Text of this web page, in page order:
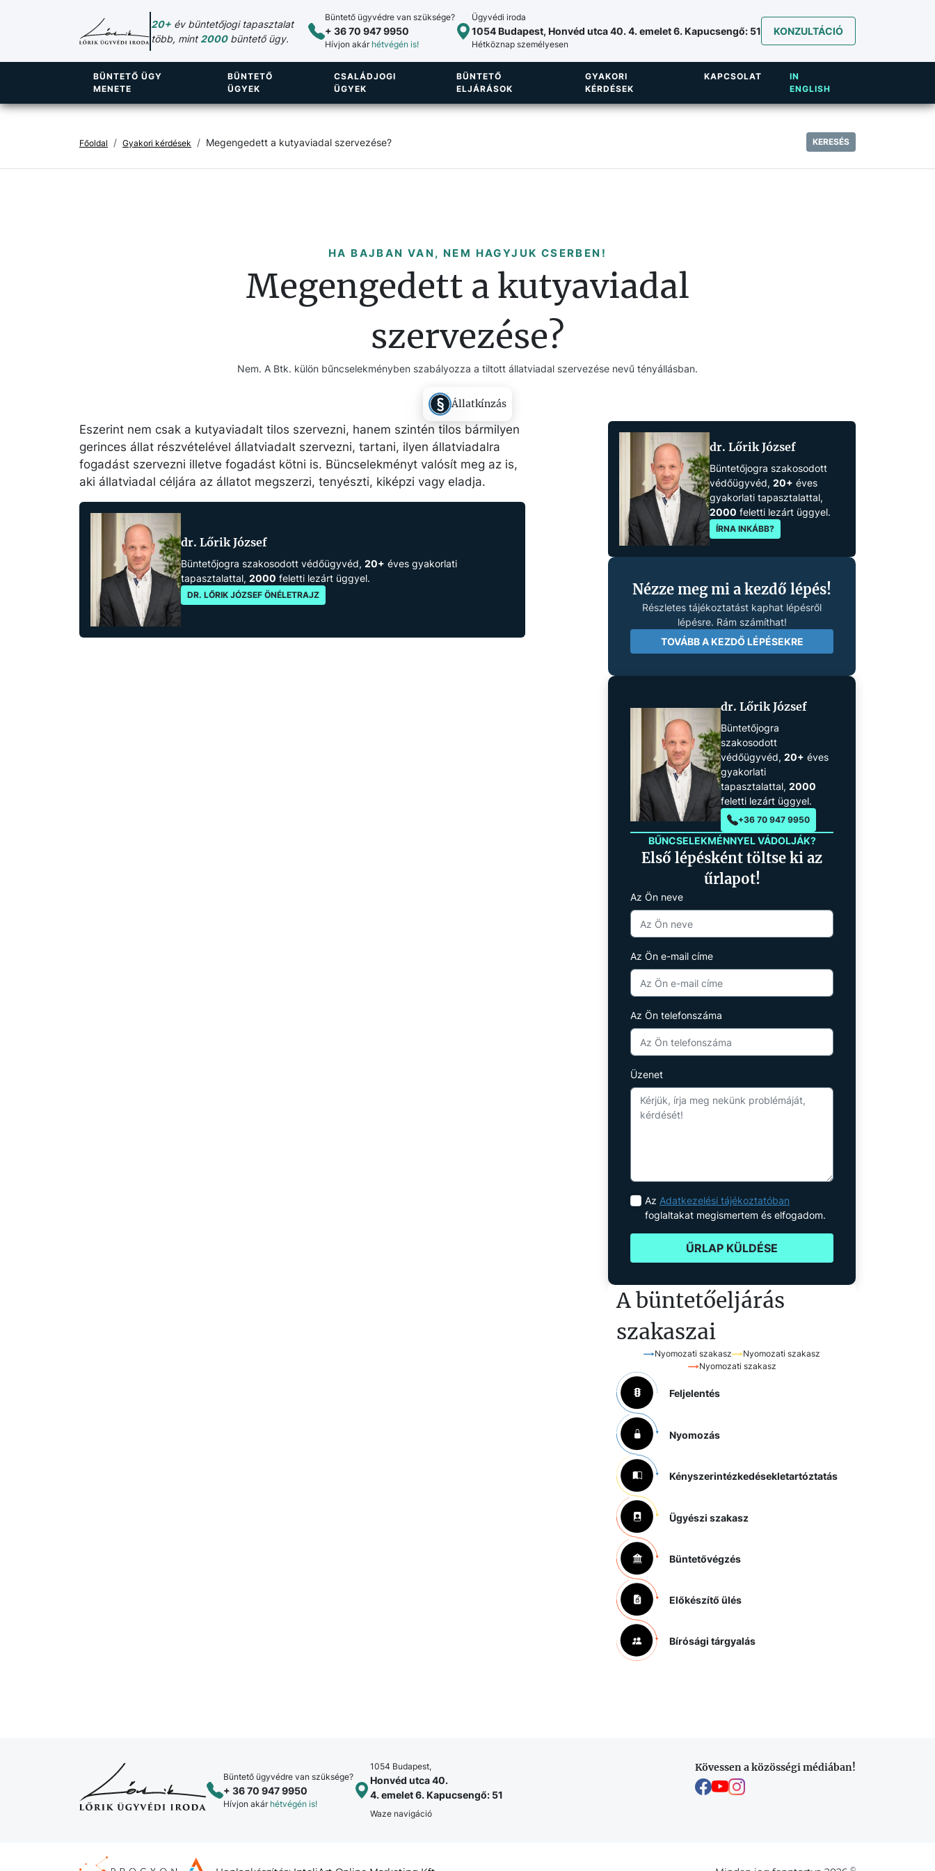
20+ év büntetőjogi tapasztalat
több, mint2000büntető ügy.
Büntető ügyvédre van szüksége?
+ 36 70 947 9950
Hívjon akár hétvégén is!
Ügyvédi iroda
1054 Budapest, Honvéd utca 40. 4. emelet 6. Kapucsengő: 51
Hétköznap személyesen
KONZULTÁCIÓ
IN
ENGLISH
BÜNTETŐ ÜGY
MENETE
BÜNTETŐ
ÜGYEK
CSALÁDJOGI
ÜGYEK
BÜNTETŐ
ELJÁRÁSOK
GYAKORI
KÉRDÉSEK
KAPCSOLAT
Főoldal Gyakori kérdések Megengedett a kutyaviadal szervezése? KERESÉS
HA BAJBAN VAN, NEM HAGYJUK CSERBEN!
Megengedett a kutyaviadal
szervezése?
Nem. A Btk. külön bűncselekményben szabályozza a tiltott állatviadal szervezése nevű tényállásban.
Állatkínzás
Eszerint nem csak a kutyaviadalt tilos szervezni, hanem szintén tilos bármilyen
gerinces állat részvételével állatviadalt szervezni, tartani, ilyen állatviadalra
fogadást szervezni illetve fogadást kötni is. Büncselekményt valósít meg az is,
aki állatviadal céljára az állatot megszerzi, tenyészti, kiképzi vagy eladja.
dr. Lőrik József
Büntetőjogra szakosodott védőügyvéd, 20+ éves gyakorlati
tapasztalattal, 2000 feletti lezárt üggyel.
DR. LŐRIK JÓZSEF ÖNÉLETRAJZ
dr. Lőrik József
Büntetőjogra szakosodott
védőügyvéd, 20+ éves
gyakorlati tapasztalattal,
2000 feletti lezárt üggyel.
ÍRNA INKÁBB?
Nézze meg mi a kezdő lépés!
Részletes tájékoztatást kaphat lépésről
lépésre. Rám számíthat!
TOVÁBB A KEZDŐ LÉPÉSEKRE
dr. Lőrik József
Büntetőjogra
szakosodott
védőügyvéd, 20+ éves
gyakorlati
tapasztalattal, 2000
feletti lezárt üggyel.
+36 70 947 9950
BŰNCSELEKMÉNNYEL VÁDOLJÁK?
Első lépésként töltse ki az
űrlapot!
Az Ön neve
Az Ön e-mail címe
Az Ön telefonszáma
Üzenet
Az Adatkezelési tájékoztatóban
foglaltakat megismertem és elfogadom.
ŰRLAP KÜLDÉSE
A büntetőeljárás
szakaszai
Nyomozati szakasz
Nyomozati szakasz
Nyomozati szakasz
Feljelentés
Nyomozás
Kényszerintézkedésekletartóztatás
Ügyészi szakasz
Büntetővégzés
Előkészítő ülés
Bírósági tárgyalás
Büntető ügyvédre van szüksége?
+ 36 70 947 9950
Hívjon akár hétvégén is!
1054 Budapest,
Honvéd utca 40.
4. emelet 6. Kapucsengő: 51
Waze navigáció
Kövessen a közösségi médiában!